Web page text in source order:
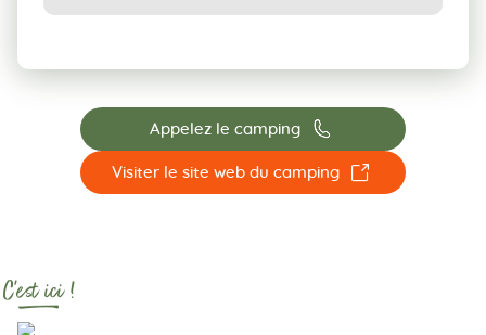
Appelez le camping 📞
Visiter le site web du camping ☐
C'est ici !